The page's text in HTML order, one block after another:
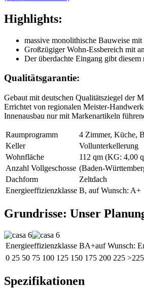
Highlights:
massive monolithische Bauweise
Großzügiger Wohn-Essbereich mit
Der überdachte Eingang gibt
Qualitätsgarantie:
Gebaut mit deutschen Qualitätsziegel der
Errichtet von regionalen Meister-
Innenausbau nur mit Markenartikeln
Raumprogramm
4 Zimmer, Küche,
Keller
Vollunterkellerung
Wohnfläche
112 qm (KG: 4,00
Anzahl Vollgeschosse (Baden-
Dachform
Zeltdach
Energieeffizienzklasse B, auf Wunsch: A+
Grundrisse: Unser
Energieeffizienzklasse BA+auf Wunsch:
0 25 50 75 100 125 150 175 200 225 >225
Spezifikationen